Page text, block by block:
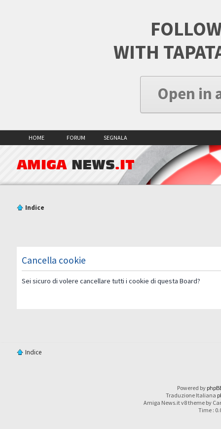
WITH
Open in
HOME FORUM SEGNALA
AMIGA NEWS.IT
Indice
Cancella cookie
Sei sicuro di volere cancellare tutti i cookie di questa Board?
Indice
Powered by
Traduzione Italiana
Amiga News.it v8 theme by
Time :